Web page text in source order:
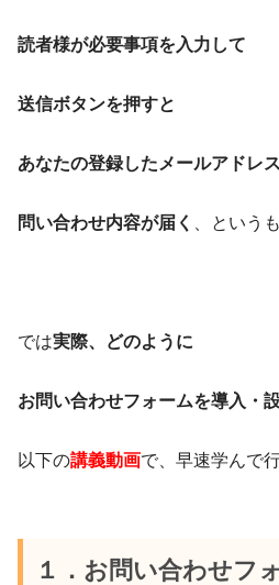
読者様が必要事項を入力して
送信ボタンを押すと
あなたの登録したメールアドレ
問い合わせ内容が届く 、という
では実際、どのように
お問い合わせフォームを導入・
以下の講義動画で、早速学んで
１．お問い合わせフ